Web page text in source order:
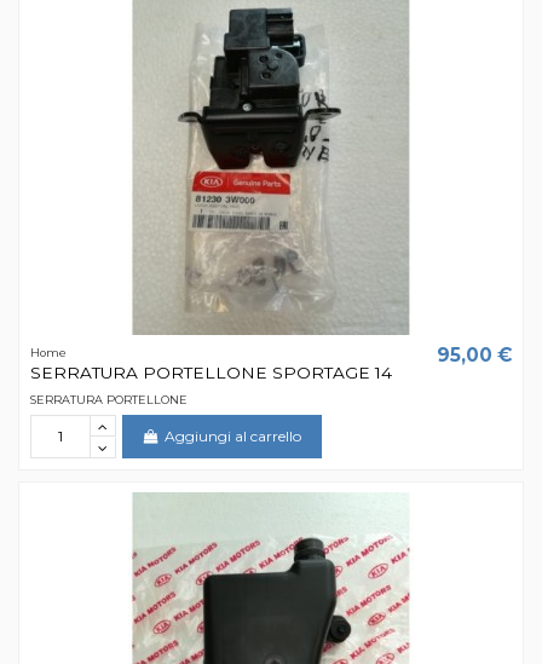
Home
SERRATURA PORTELLONE SPORTAGE 14
95,00 €
SERRATURA PORTELLONE
Aggiungi al carrello